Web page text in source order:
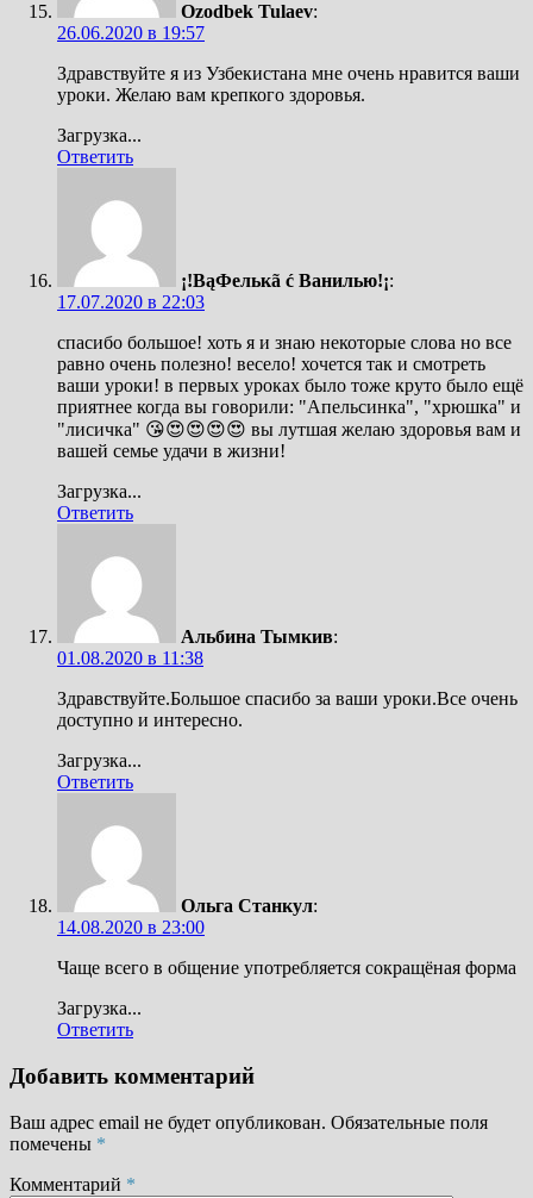
Ozodbek Tulaev:
26.06.2020 в 19:57
Здравствуйте я из Узбекистана мне очень нравится ваши
уроки. Желаю вам крепкого здоровья.
Загрузка...
Ответить
¡!ВąФелькã ć Ванилью!¡:
17.07.2020 в 22:03
спасибо большое! хоть я и знаю некоторые слова но все
равно очень полезно! весело! хочется так и смотреть
ваши уроки! в первых уроках было тоже круто было ещё
приятнее когда вы говорили: "Апельсинка", "хрюшка" и
"лисичка" 😘😍😍😍😍 вы лутшая желаю здоровья вам и
вашей семье удачи в жизни!
Загрузка...
Ответить
Альбина Тымкив:
01.08.2020 в 11:38
Здравствуйте.Большое спасибо за ваши уроки.Все очень
доступно и интересно.
Загрузка...
Ответить
Ольга Станкул:
14.08.2020 в 23:00
Чаще всего в общение употребляется сокращёная форма
Загрузка...
Ответить
Добавить комментарий
Ваш адрес email не будет опубликован. Обязательные поля
помечены *
Комментарий *